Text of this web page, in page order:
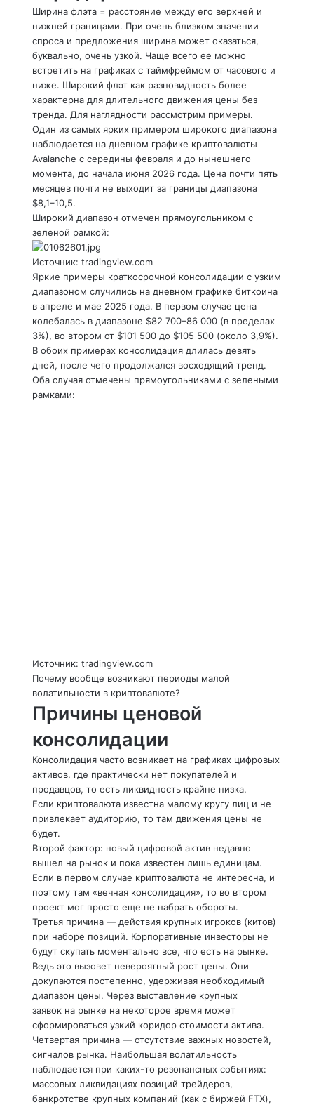
Ширина флэта = расстояние между его верхней и
нижней границами. При очень близком значении
спроса и предложения ширина может оказаться,
буквально, очень узкой. Чаще всего ее можно
встретить на графиках с таймфреймом от часового и
ниже. Широкий флэт как разновидность более
характерна для длительного движения цены без
тренда. Для наглядности рассмотрим примеры.
Один из самых ярких примером широкого диапазона
наблюдается на дневном графике криптовалюты
Avalanche с середины февраля и до нынешнего
момента, до начала июня 2026 года. Цена почти пять
месяцев почти не выходит за границы диапазона
$8,1–10,5.
Широкий диапазон отмечен прямоугольником с
зеленой рамкой:
Источник: tradingview.com
Яркие примеры краткосрочной консолидации с узким
диапазоном случились на дневном графике биткоина
в апреле и мае 2025 года. В первом случае цена
колебалась в диапазоне $82 700–86 000 (в пределах
3%), во втором от $101 500 до $105 500 (около 3,9%).
В обоих примерах консолидация длилась девять
дней, после чего продолжался восходящий тренд.
Оба случая отмечены прямоугольниками с зелеными
рамками:
Источник: tradingview.com
Почему вообще возникают периоды малой
волатильности в криптовалюте?
Причины ценовой
консолидации
Консолидация часто возникает на графиках цифровых
активов, где практически нет покупателей и
продавцов, то есть ликвидность крайне низка.
Если криптовалюта известна малому кругу лиц и не
привлекает аудиторию, то там движения цены не
будет.
Второй фактор: новый цифровой актив недавно
вышел на рынок и пока известен лишь единицам.
Если в первом случае криптовалюта не интересна, и
поэтому там «вечная консолидация», то во втором
проект мог просто еще не набрать обороты.
Третья причина — действия крупных игроков (китов)
при наборе позиций. Корпоративные инвесторы не
будут скупать моментально все, что есть на рынке.
Ведь это вызовет невероятный рост цены. Они
докупаются постепенно, удерживая необходимый
диапазон цены. Через выставление крупных
заявок на рынке на некоторое время может
сформироваться узкий коридор стоимости актива.
Четвертая причина — отсутствие важных новостей,
сигналов рынка. Наибольшая волатильность
наблюдается при каких-то резонансных событиях:
массовых ликвидациях позиций трейдеров,
банкротстве крупных компаний (как с биржей FTX),